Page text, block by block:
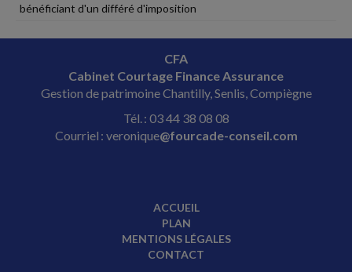
bénéficiant d'un différé d'imposition
CFA
Cabinet Courtage Finance Assurance
Gestion de patrimoine Chantilly, Senlis, Compiègne
Tél. : 03 44 38 08 08
Courriel : veronique@fourcade-conseil.com
ACCUEIL
PLAN
MENTIONS LÉGALES
CONTACT